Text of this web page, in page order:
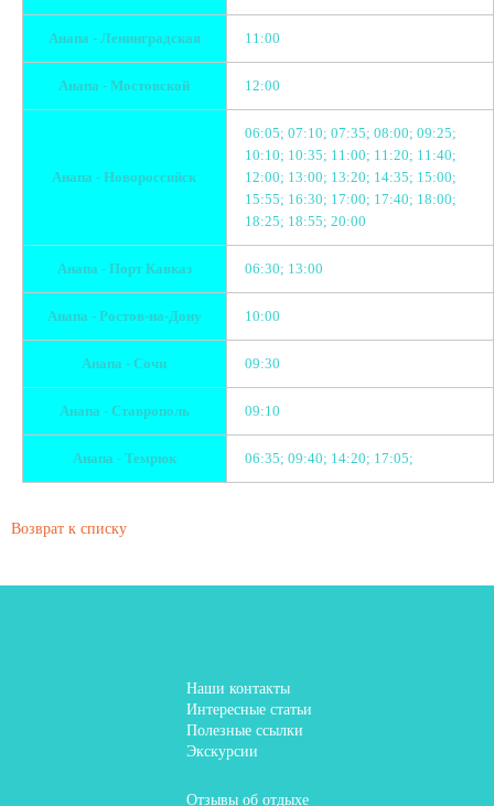
Анапа - Ленинградская 11:00
Анапа - Мостовской 12:00
Анапа - Новороссийск
06:05; 07:10; 07:35; 08:00; 09:25;
10:10; 10:35; 11:00; 11:20; 11:40;
12:00; 13:00; 13:20; 14:35; 15:00;
15:55; 16:30; 17:00; 17:40; 18:00;
18:25; 18:55; 20:00
Анапа - Порт Кавказ 06:30; 13:00
Анапа - Ростов-на-Дону 10:00
Анапа - Сочи 09:30
Анапа - Ставрополь 09:10
Анапа - Темрюк 06:35; 09:40; 14:20; 17:05;
Возврат к списку
Наши контакты
Интересные статьи
Полезные ссылки
Экскурсии
Отзывы об отдыхе